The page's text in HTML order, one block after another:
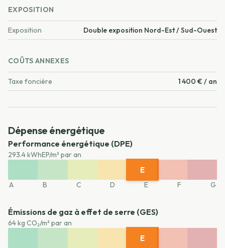
EXPOSITION
Exposition Double exposition Nord-Est / Sud-Ouest
COÛTS ANNEXES
Taxe foncière 1 400 € / an
Dépense énergétique
Performance énergétique (DPE)
293.4 kWhEP/m² par an
E
A
B C D E F G
Émissions de gaz à effet de serre (GES)
64 kg CO₂/m² par an
E